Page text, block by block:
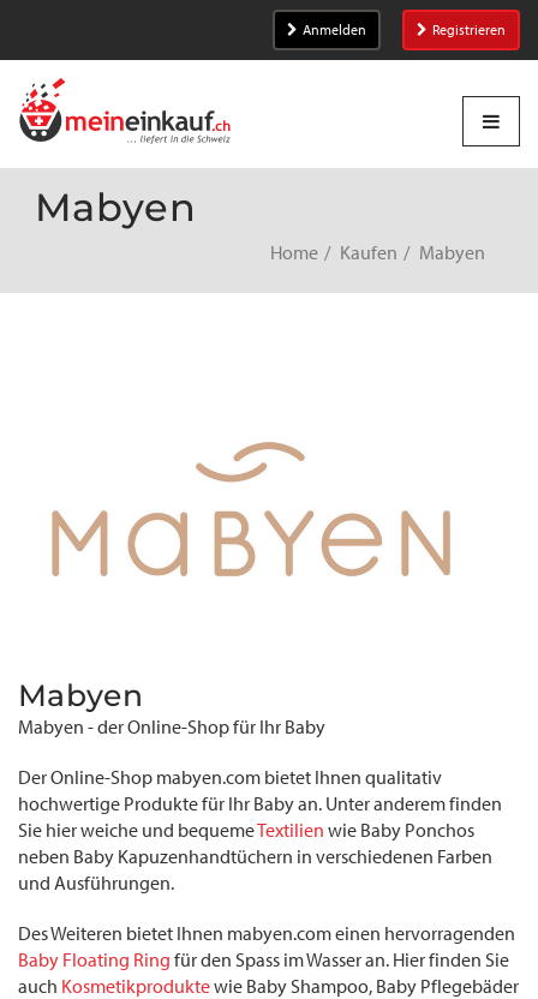
Anmelden Registrieren
Mabyen
Home Kaufen Mabyen
Mabyen
Mabyen - der Online-Shop für Ihr Baby
Der Online-Shop mabyen.com bietet Ihnen qualitativ
hochwertige Produkte für Ihr Baby an. Unter anderem finden
Sie hier weiche und bequemeTextilien wie Baby Ponchos
neben Baby Kapuzenhandtüchern in verschiedenen Farben
und Ausführungen.
Des Weiteren bietet Ihnen mabyen.com einen hervorragenden
Baby Floating Ring für den Spass im Wasser an. Hier finden Sie
auch Kosmetikproduktewie Baby Shampoo, Baby Pflegebäder